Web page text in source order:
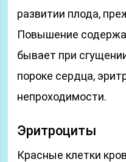
развитии плода,
Повышение
бывает при
пороке сердца,
непроходимости.
Эритроциты
Красные клетки